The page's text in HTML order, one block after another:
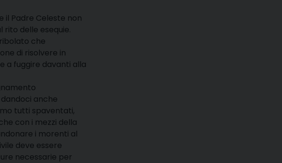
il Padre Celeste non
delle esequie.
che
di risolvere in
a fuggire davanti alla
anche
tutti spaventati,
con i mezzi della
i morenti al
deve essere
necessarie per